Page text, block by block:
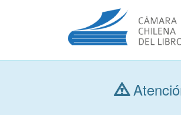
Consultar libros